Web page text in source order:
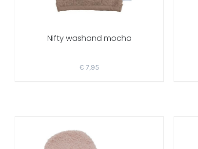
Nifty washand mocha
€ 7,95